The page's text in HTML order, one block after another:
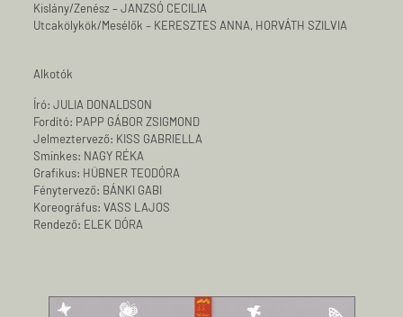
Kislány/Zenész – JANZSÓ CECILIA
Utcakölykök/Mesélők – KERESZTES ANNA, HORVÁTH SZILVIA
Alkotók
Író: JULIA DONALDSON
Fordító: PAPP GÁBOR ZSIGMOND
Jelmeztervező: KISS GABRIELLA
Sminkes: NAGY RÉKA
Grafikus: HÜBNER TEODÓRA
Fénytervező: BÁNKI GABI
Koreográfus: VASS LAJOS
Rendező: ELEK DÓRA